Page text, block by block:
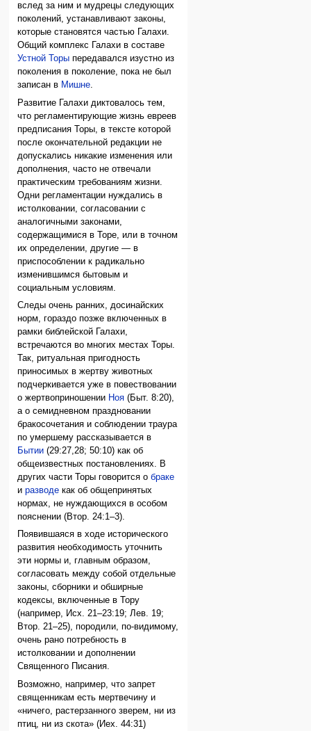
вслед за ним и мудрецы следующих
поколений, устанавливают законы,
которые становятся частью Галахи.
Общий комплекс Галахи в составе
Устной Торы передавался изустно из
поколения в поколение, пока не был
записан в Мишне.
Развитие Галахи диктовалось тем,
что регламентирующие жизнь евреев
предписания Торы, в тексте которой
после окончательной редакции не
допускались никакие изменения или
дополнения, часто не отвечали
практическим требованиям жизни.
Одни регламентации нуждались в
истолковании, согласовании с
аналогичными законами,
содержащимися в Торе, или в точном
их определении, другие — в
приспособлении к радикально
изменившимся бытовым и
социальным условиям.
Следы очень ранних, досинайских
норм, гораздо позже включенных в
рамки библейской Галахи,
встречаются во многих местах Торы.
Так, ритуальная пригодность
приносимых в жертву животных
подчеркивается уже в повествовании
о жертвоприношении Ноя (Быт. 8:20),
а о семидневном праздновании
бракосочетания и соблюдении траура
по умершему рассказывается в
Бытии (29:27,28; 50:10) как об
общеизвестных постановлениях. В
других части Торы говорится обраке
иразводе как об общепринятых
нормах, не нуждающихся в особом
пояснении (Втор. 24:1–3).
Появившаяся в ходе исторического
развития необходимость уточнить
эти нормы и, главным образом,
согласовать между собой отдельные
законы, сборники и обширные
кодексы, включенные в Тору
(например, Исх. 21–23:19; Лев. 19;
Втор. 21–25), породили, по-видимому,
очень рано потребность в
истолковании и дополнении
Священного Писания.
Возможно, например, что запрет
священникам есть мертвечину и
«ничего, растерзанного зверем, ни из
птиц, ни из скота» (Иех. 44:31)